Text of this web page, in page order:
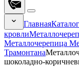
ГлавнаяКаталог
кровли
Металлочерепица
Трамонтана
шоколадно-